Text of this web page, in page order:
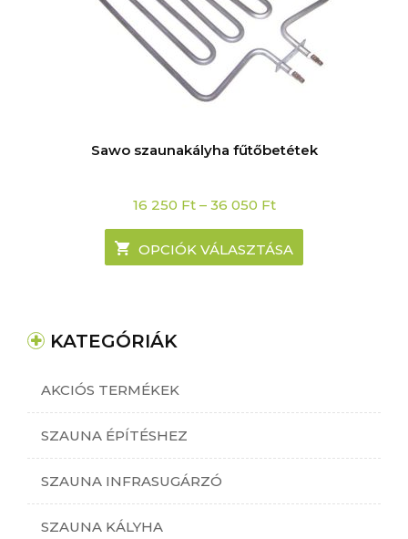
Sawo szaunakályha fűtőbetétek
16 250 Ft – 36 050 FtPrice
16
250 Ft
through
OPCIÓK VÁLASZTÁSA
KATEGÓRIÁK
AKCIÓS TERMÉKEK
SZAUNA ÉPÍTÉSHEZ
SZAUNA INFRASUGÁRZÓ
SZAUNA KÁLYHA